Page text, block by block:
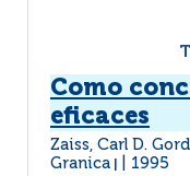
Como
eficaces
Zaiss, Carl D.
Granica
1995